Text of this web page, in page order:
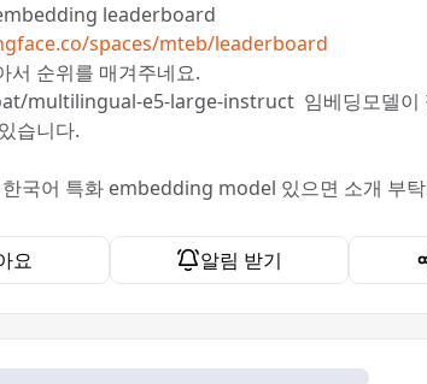
leaderboard
spaces/mteb/leaderboard
서 순위를 매겨주네요.
multilingual-e5-large-instruct 임베딩모델이
습니다.
국어 특화 embedding model 있으면 소개 부
요 알림 받기